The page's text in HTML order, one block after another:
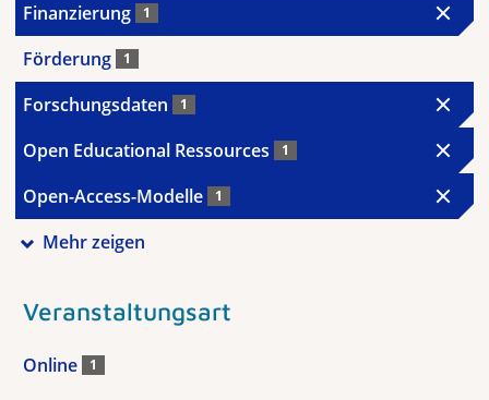
Finanzierung 1
Förderung 1
Forschungsdaten 1
Open Educational Ressources 1
Open-Access-Modelle 1
Mehr zeigen
Veranstaltungsart
Online 1